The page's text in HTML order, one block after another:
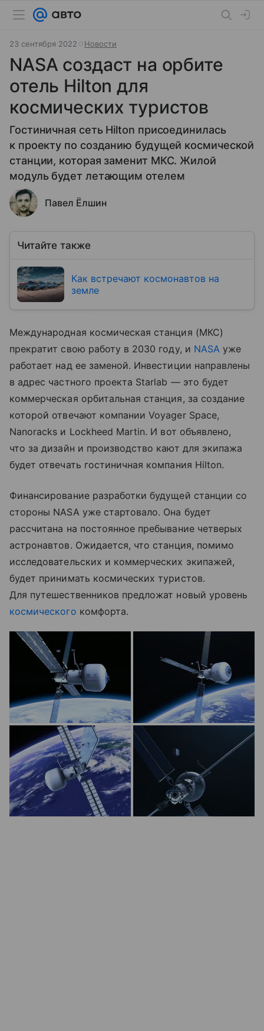
23 сентября 2022 Новости
NASA создаст на орбите
отель Hilton для
космических туристов
Гостиничная сеть Hilton присоединилась
к проекту по созданию будущей космической
станции, которая заменит МКС. Жилой
модуль будет летающим отелем
Павел Ёлшин
Читайте также
Как встречают космонавтов на
земле
Международная космическая станция (МКС)
прекратит свою работу в 2030 году, и NASAуже
работает над ее заменой. Инвестиции направлены
в адрес частного проекта Starlab — это будет
коммерческая орбитальная станция, за создание
которой отвечают компании Voyager Space,
Nanoracks и Lockheed Martin. И вот объявлено,
что за дизайн и производство кают для экипажа
будет отвечать гостиничная компания Hilton.
Финансирование разработки будущей станции со
стороны NASA уже стартовало. Она будет
рассчитана на постоянное пребывание четверых
астронавтов. Ожидается, что станция, помимо
исследовательских и коммерческих экипажей,
будет принимать космических туристов.
Для путешественников предложат новый уровень
космического комфорта.